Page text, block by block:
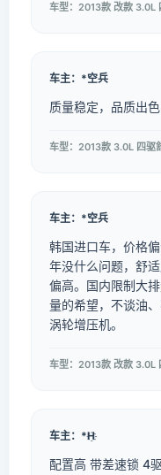
车型：2013款 改款 3.0L
车主：*空兵
质量稳定，品质出色
车型：2013款 3.0L 四驱
车主：*空兵
韩国进口车，价格
年没什么问题，舒
偏高。国内限制大
量的希望，不谈油
涡轮增压机。
车型：2013款 改款 3.0L
车主：*H҈
配置高 带差速锁 4